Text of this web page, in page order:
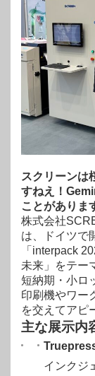
スクリーンは
すねえ！
ことがありま
株式会社
は、ドイツで
「interpack
未来」をテー
短納期・小ロ
印刷機やワー
を交えてアピ
主な展示内
インクジ